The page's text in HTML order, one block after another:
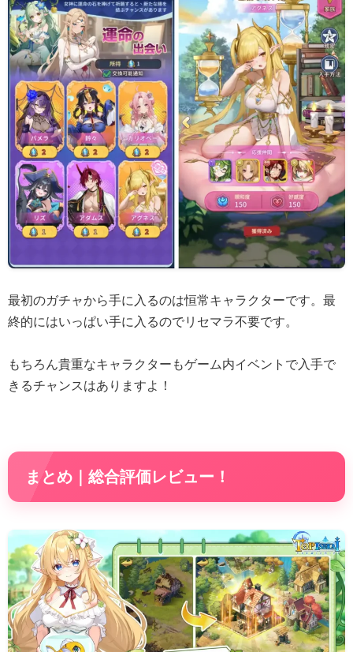
最初のガチャから手に入るのは恒常キャラクターです。最
終的にはいっぱい手に入るのでリセマラ不要です。
もちろん貴重なキャラクターもゲーム内イベントで入手で
きるチャンスはありますよ！
まとめ｜総合評価レビュー！